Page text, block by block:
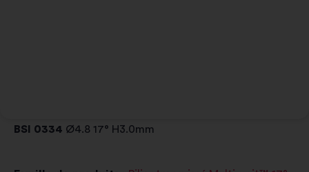
BSI 0334 Ø4.8 17° H3.0mm